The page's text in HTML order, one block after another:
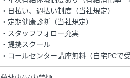
・日払い、週払い制度（当社規定）
・定期健康診断（当社規定）
・スタッフフォロー充実
・提携スクール
・コールセンター講座無料（自宅PCで受